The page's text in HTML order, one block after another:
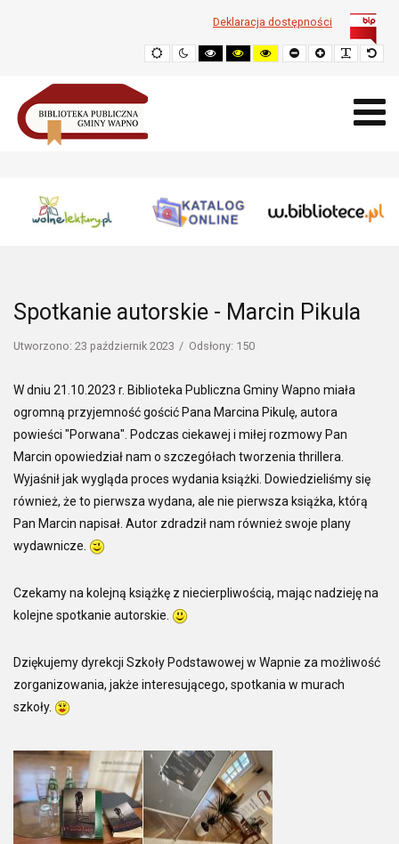
Deklaracja dostępności
Domyślne
Tryb
nocny
Wysoki
kontrast
Wysoki
kontrast
Wysoki
kontrast
Zmniejsz
rozmiar
Powiększ
Popraw
Spotkanie autorskie - Marcin Pikula
Utworzono: 23 październik 2023 Odsłony: 150
W dniu 21.10.2023 r. Biblioteka Publiczna Gminy Wapno miała
ogromną przyjemność gościć Pana Marcina Pikulę, autora
powieści "Porwana". Podczas ciekawej i miłej rozmowy Pan
Marcin opowiedział nam o szczegółach tworzenia thrillera.
Wyjaśnił jak wygląda proces wydania książki. Dowiedzieliśmy się
również, że to pierwsza wydana, ale nie pierwsza książka, którą
Pan Marcin napisał. Autor zdradził nam również swoje plany
wydawnicze.
Czekamy na kolejną książkę z niecierpliwością, mając nadzieję na
kolejne spotkanie autorskie.
Dziękujemy dyrekcji Szkoły Podstawowej w Wapnie za możliwość
zorganizowania, jakże interesującego, spotkania w murach
szkoły.